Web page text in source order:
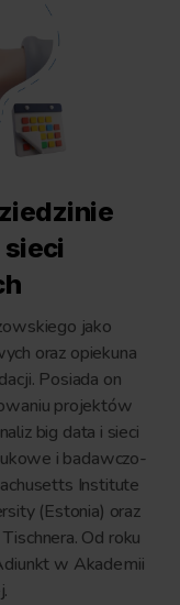
jako
oraz opiekuna
Posiada on
projektów
big data i sieci
i badawczo-
Institute
(Estonia) oraz
Od roku
w Akademii